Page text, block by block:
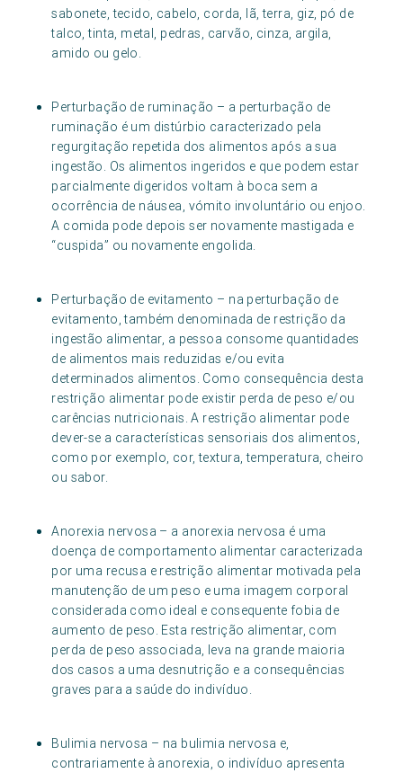
sabonete, tecido, cabelo, corda, lã, terra, giz, pó de
talco, tinta, metal, pedras, carvão, cinza, argila,
amido ou gelo.
Perturbação de ruminação – a perturbação de
ruminação é um distúrbio caracterizado pela
regurgitação repetida dos alimentos após a sua
ingestão. Os alimentos ingeridos e que podem estar
parcialmente digeridos voltam à boca sem a
ocorrência de náusea, vómito involuntário ou enjoo.
A comida pode depois ser novamente mastigada e
“cuspida” ou novamente engolida.
Perturbação de evitamento – na perturbação de
evitamento, também denominada de restrição da
ingestão alimentar, a pessoa consome quantidades
de alimentos mais reduzidas e/ou evita
determinados alimentos. Como consequência desta
restrição alimentar pode existir perda de peso e/ou
carências nutricionais. A restrição alimentar pode
dever-se a características sensoriais dos alimentos,
como por exemplo, cor, textura, temperatura, cheiro
ou sabor.
Anorexia nervosa – a anorexia nervosa é uma
doença de comportamento alimentar caracterizada
por uma recusa e restrição alimentar motivada pela
manutenção de um peso e uma imagem corporal
considerada como ideal e consequente fobia de
aumento de peso. Esta restrição alimentar, com
perda de peso associada, leva na grande maioria
dos casos a uma desnutrição e a consequências
graves para a saúde do indivíduo.
Bulimia nervosa – na bulimia nervosa e,
contrariamente à anorexia, o indivíduo apresenta